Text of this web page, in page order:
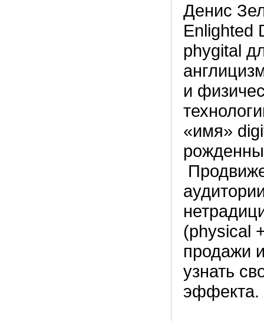
Денис
Enlighted
phygital
и
«имя»
(physical
продажи
узнать
эффекта.